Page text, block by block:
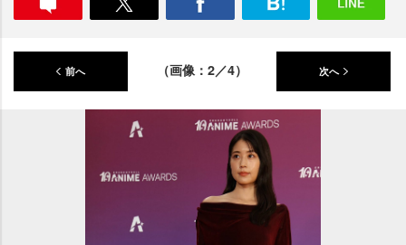
前へ （画像：2／4） 次へ